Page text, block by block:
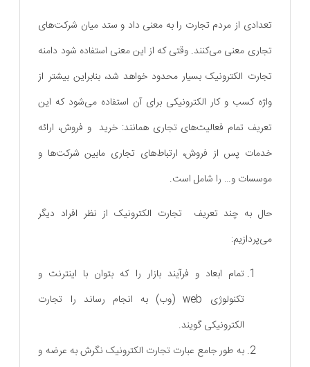
تعدادی از مردم تجارت را به معنی داد و ستد میان شرکت‌های
تجاری معنی می‌کنند. وقتی که از این معنی استفاده شود دامنه
تجارت الکترونیک بسیار محدود خواهد شد، بنابراین بیشتر از
واژه کسب و کار الکترونیکی برای آن استفاده می‌شود که این
تعریف تمام فعالیت‌های تجاری همانند: خرید و فروش، ارائه
خدمات پس از فروش، ارتباط‌های تجاری مابین شرکت‌ها و
موسسات و… را شامل است.
حال به چند تعریف تجارت الکترونیک از نظر افراد دیگر
می‌پردازیم:
تمام ابعاد و فرآیند بازار را که بتوان با اینترنت و
تکنولوژی web (وب) به انجام رساند را تجارت
الکترونیکی گویند.
به طور جامع عبارت تجارت الکترونیک نگرش به عرضه و